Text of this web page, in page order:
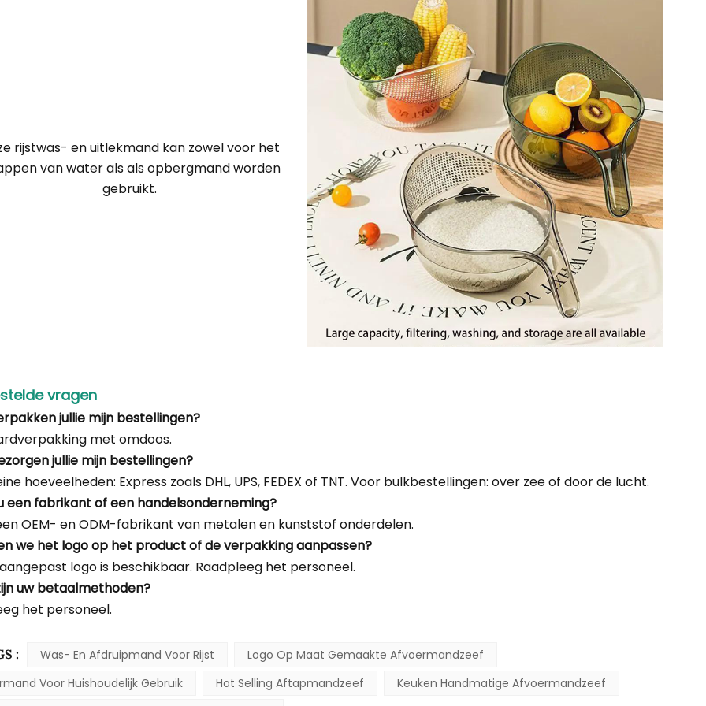
rijstwas- en uitlekmand kan zowel voor het
van water als als opbergmand worden
gebruikt.
vragen
jullie mijn bestellingen?
met omdoos.
jullie mijn bestellingen?
hoeveelheden: Express zoals DHL, UPS, FEDEX of TNT. Voor bulkbestellingen: over zee of door de lucht.
een fabrikant of een handelsonderneming?
OEM- en ODM-fabrikant van metalen en kunststof onderdelen.
we het logo op het product of de verpakking aanpassen?
logo is beschikbaar. Raadpleeg het personeel.
uw betaalmethoden?
het personeel.
: Was- En Afdruipmand Voor Rijst
Logo Op Maat Gemaakte Afvoermandzeef
Voor Huishoudelijk Gebruik
Hot Selling Aftapmandzeef
Keuken Handmatige Afvoermandzeef